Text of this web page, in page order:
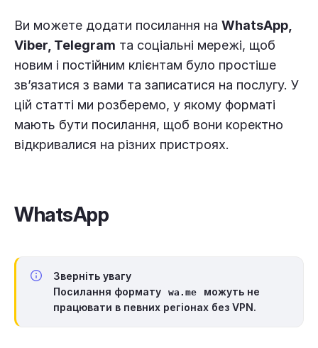
Ви можете додати посилання на WhatsApp,
Viber, Telegram та соціальні мережі, щоб
новим і постійним клієнтам було простіше
зв’язатися з вами та записатися на послугу. У
цій статті ми розберемо, у якому форматі
мають бути посилання, щоб вони коректно
відкривалися на різних пристроях.
WhatsApp
Зверніть увагу
Посилання формату
wa.me
можуть не
працювати в певних регіонах без VPN.